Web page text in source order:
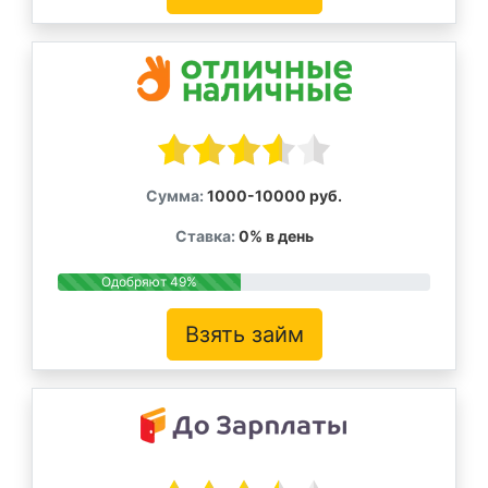
Сумма: 1000-10000 руб.
Ставка: 0% в день
Одобряют 49%
Взять займ